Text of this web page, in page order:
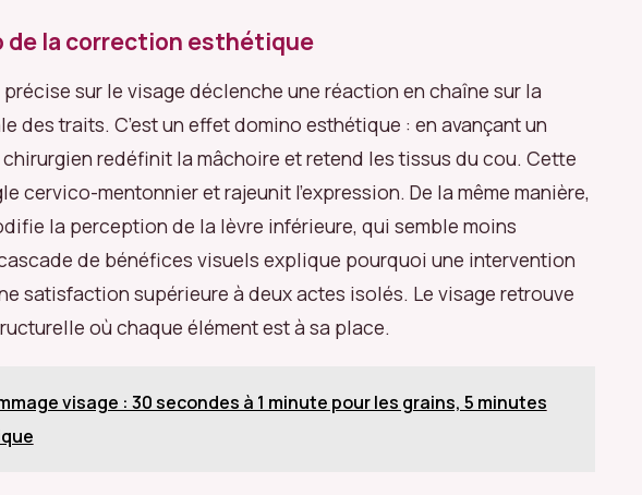
de la correction esthétique
sur le visage déclenche une réaction en chaîne sur la
des traits. C’est un effet domino esthétique : en avançant un
redéfinit la mâchoire et retend les tissus du cou. Cette
cervico-mentonnier et rajeunit l’expression. De la même manière,
la perception de la lèvre inférieure, qui semble moins
de bénéfices visuels explique pourquoi une intervention
satisfaction supérieure à deux actes isolés. Le visage retrouve
où chaque élément est à sa place.
visage : 30 secondes à 1 minute pour les grains, 5 minutes